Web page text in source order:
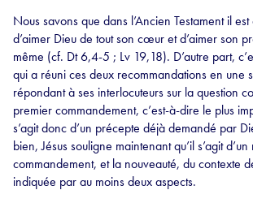
Nous savons que dans l’Ancien Testament il
d’aimer Dieu de tout son cœur et d’aimer son
même (cf. Dt 6,4-5 ; Lv 19,18). D’autre part,
qui a réuni ces deux recommandations en une
répondant à ses interlocuteurs sur la question
premier commandement, c’est-à-dire le plus
s’agit donc d’un précepte déjà demandé par
bien, Jésus souligne maintenant qu’il s’agit
commandement, et la nouveauté, du contexte
indiquée par au moins deux aspects.